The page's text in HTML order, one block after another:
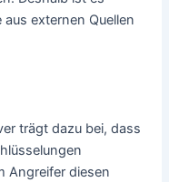
externen Quellen
trägt dazu bei, dass
Angreifer diesen